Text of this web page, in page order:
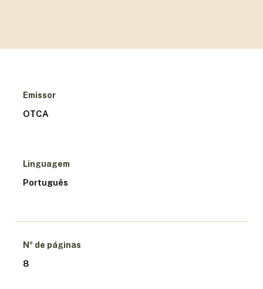
Emissor
OTCA
Linguagem
Português
Nº de páginas
8